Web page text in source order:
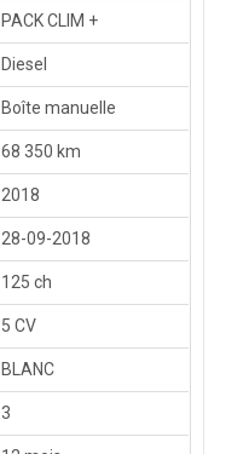
PACK CLIM +
Diesel
Boîte manuelle
68 350 km
2018
28-09-2018
125 ch
5 CV
BLANC
3